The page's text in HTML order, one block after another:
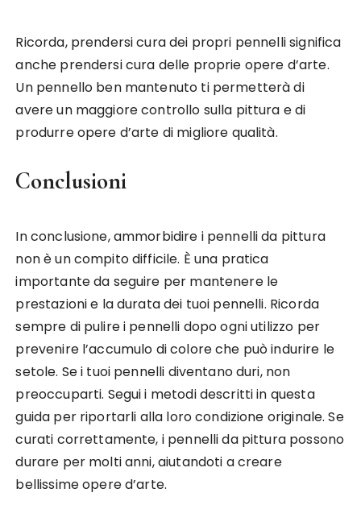
Ricorda, prendersi cura dei propri pennelli significa
anche prendersi cura delle proprie opere d’arte.
Un pennello ben mantenuto ti permetterà di
avere un maggiore controllo sulla pittura e di
produrre opere d’arte di migliore qualità.
Conclusioni
In conclusione, ammorbidire i pennelli da pittura
non è un compito difficile. È una pratica
importante da seguire per mantenere le
prestazioni e la durata dei tuoi pennelli. Ricorda
sempre di pulire i pennelli dopo ogni utilizzo per
prevenire l’accumulo di colore che può indurire le
setole. Se i tuoi pennelli diventano duri, non
preoccuparti. Segui i metodi descritti in questa
guida per riportarli alla loro condizione originale. Se
curati correttamente, i pennelli da pittura possono
durare per molti anni, aiutandoti a creare
bellissime opere d’arte.